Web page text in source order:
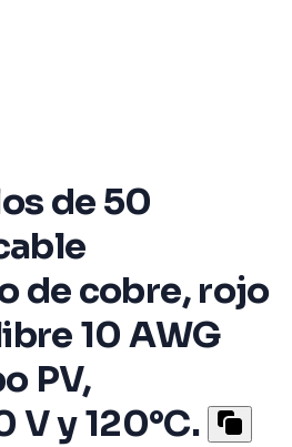
de 50
de cobre, rojo
10 AWG
PV,
y 120°C.